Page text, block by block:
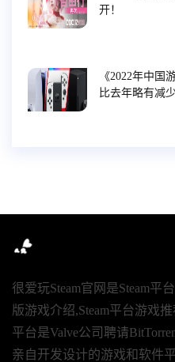
开！
《2022年中国
比去年略有减
很爱玩Steam官网是Steam平
版游戏介绍,Steam平台游戏
平台是Valve公司聘请
亲自开发设计的游戏和软件